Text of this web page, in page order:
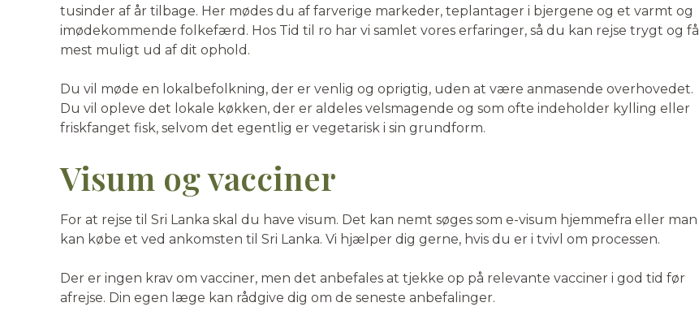
tusinder af år tilbage. Her mødes du af farverige markeder, teplantager i bjergene og et varmt og
imødekommende folkefærd. Hos Tid til ro har vi samlet vores erfaringer, så du kan rejse trygt og få
mest muligt ud af dit ophold.
Du vil møde en lokalbefolkning, der er venlig og oprigtig, uden at være anmasende overhovedet.
Du vil opleve det lokale køkken, der er aldeles velsmagende og som ofte indeholder kylling eller
friskfanget fisk, selvom det egentlig er vegetarisk i sin grundform.
Visum og vacciner
For at rejse til Sri Lanka skal du have visum. Det kan nemt søges som e-visum hjemmefra eller man
kan købe et ved ankomsten til Sri Lanka. Vi hjælper dig gerne, hvis du er i tvivl om processen.
Der er ingen krav om vacciner, men det anbefales at tjekke op på relevante vacciner i god tid før
afrejse. Din egen læge kan rådgive dig om de seneste anbefalinger.